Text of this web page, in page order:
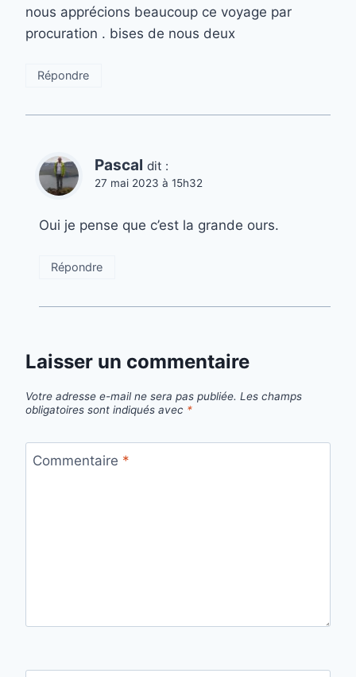
nous apprécions beaucoup ce voyage par
procuration . bises de nous deux
Répondre
Pascal dit :
27 mai 2023 à 15h32
Oui je pense que c’est la grande ours.
Répondre
Laisser un commentaire
Votre adresse e-mail ne sera pas publiée. Les champs
obligatoires sont indiqués avec *
Commentaire *